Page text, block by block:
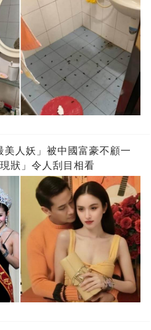
美人妖」被中國富豪不顧一
狀」令人刮目相看